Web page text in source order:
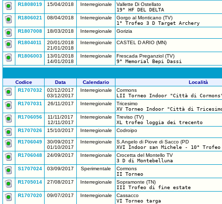
R1808019
15/04/2018 Interregionale
Vallette Di Ostellato
19° HF DEL DELTA
R1806021
08/04/2018 Interregionale
Gorgo al Monticano (TV)
1° Trofeo 3 D Target Archery
R1807008
18/03/2018 Interregionale Gorizia
R1804011
20/01/2018
21/01/2018
Interregionale CASTEL D ARIO (MN)
R1806003
13/01/2018
14/01/2018
Interregionale
Frescada Preganziol (TV)
9° Memorial Bepi Dassi
Codice Data Calendario
Località
R1707032
02/12/2017
03/12/2017
Interregionale
Cormons
LII Torneo Indoor "Città di
R1707031
26/11/2017 Interregionale
Tricesimo
XV Torneo Indoor "Città di
R1706056
11/11/2017
12/11/2017
Interregionale
Treviso (TV)
XL trofeo loggia dei trecento
R1707026
15/10/2017 Interregionale Codroipo
R1706049
30/09/2017
01/10/2017
Interregionale
S.Angelo di Piove di Sacco (PD
XVI Indoor san Michele - 10°
R1706048
24/09/2017 Interregionale
Crocetta del Montello TV
3 D di Montebelluna
S1707024
03/09/2017 Sperimentale
Cormons
II Torneo
R1705014
27/08/2017 Interregionale
Sopramonte (TN)
III Trofeo di fine estate
R1707020
09/07/2017 Interregionale
Cassacco
VI Torneo targa